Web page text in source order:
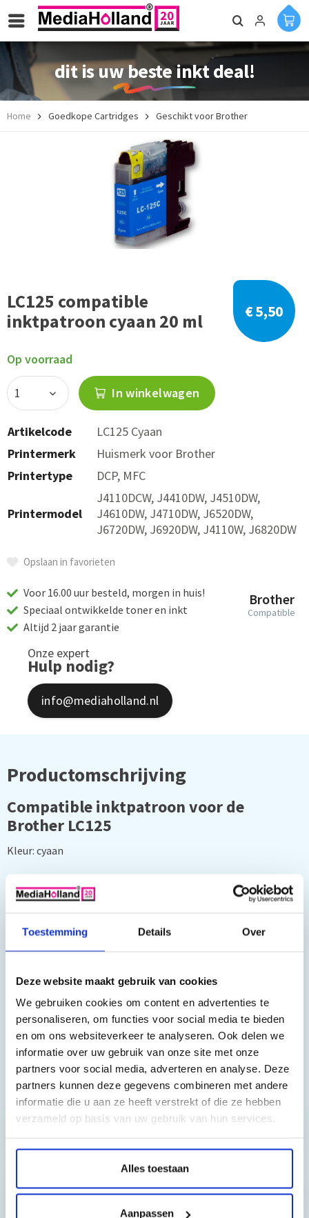
Toestemming Details Over
Deze website maakt gebruik van cookies
We gebruiken cookies om content en advertenties te
personaliseren, om functies voor social media te bieden
en om ons websiteverkeer te analyseren. Ook delen we
informatie over uw gebruik van onze site met onze
partners voor social media, adverteren en analyse. Deze
partners kunnen deze gegevens combineren met andere
informatie die u aan ze heeft verstrekt of die ze hebben
verzameld op basis van uw gebruik van hun services.
Alles toestaan
Aanpassen
dit is uw beste inkt deal!
Home Goedkope Cartridges Geschikt voor Brother
LC125 compatible
inktpatroon cyaan 20 ml
€ 5,50
Op voorraad
In winkelwagen
Artikelcode
LC125 Cyaan
Printermerk
Huismerk voor Brother
Printertype
DCP, MFC
Printermodel
J4110DCW, J4410DW, J4510DW,
J4610DW, J4710DW, J6520DW,
J6720DW, J6920DW, J4110W, J6820DW
Opslaan in favorieten
Brother
Compatible
Voor 16.00 uur besteld, morgen in huis!
Speciaal ontwikkelde toner en inkt
Altijd 2 jaar garantie
Onze expert
Hulp nodig?
info@mediaholland.nl
Productomschrijving
Compatible inktpatroon voor de
Brother LC125
Kleur: cyaan
Toch nog een vraag?
Reviews van klanten…